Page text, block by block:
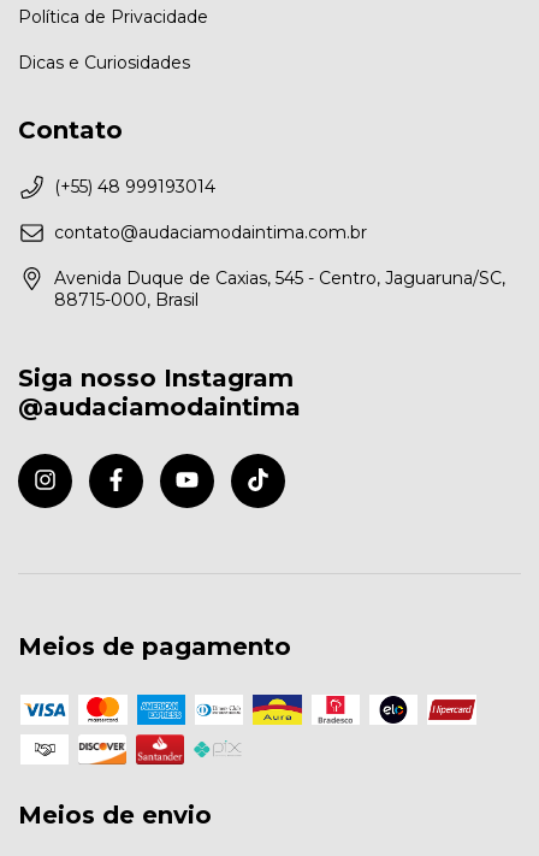
Política de Privacidade
Dicas e Curiosidades
Contato
(+55) 48 999193014
contato@audaciamodaintima.com.br
Avenida Duque de Caxias, 545 - Centro, Jaguaruna/SC,
88715-000, Brasil
Siga nosso Instagram
@audaciamodaintima
Meios de pagamento
Meios de envio